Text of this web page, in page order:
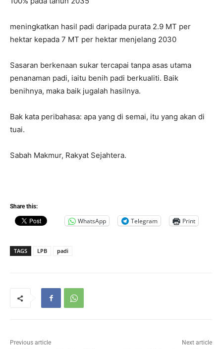
meningkatkan hasil padi daripada purata 2.9 MT per
hektar kepada 7 MT per hektar menjelang 2030
Sasaran berkenaan sukar tercapai tanpa asas utama
penanaman padi, iaitu benih padi berkualiti. Baik
benihnya, maka baik jugalah hasilnya.
Bak kata peribahasa: apa yang di semai, itu yang akan di
tuai.
Sabah Makmur, Rakyat Sejahtera.
Share this:
WhatsApp Telegram Print
TAGS LPB padi
Previous article Next article